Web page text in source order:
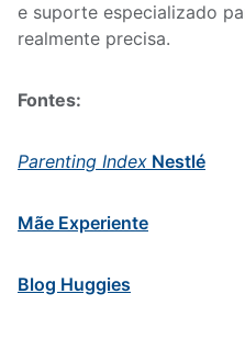
e suporte especializado
realmente precisa.
Fontes:
Parenting Index Nestlé
Mãe Experiente
Blog Huggies